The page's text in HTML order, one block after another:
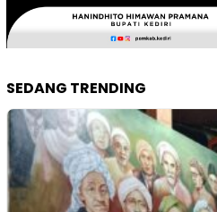
SEDANG TRENDING